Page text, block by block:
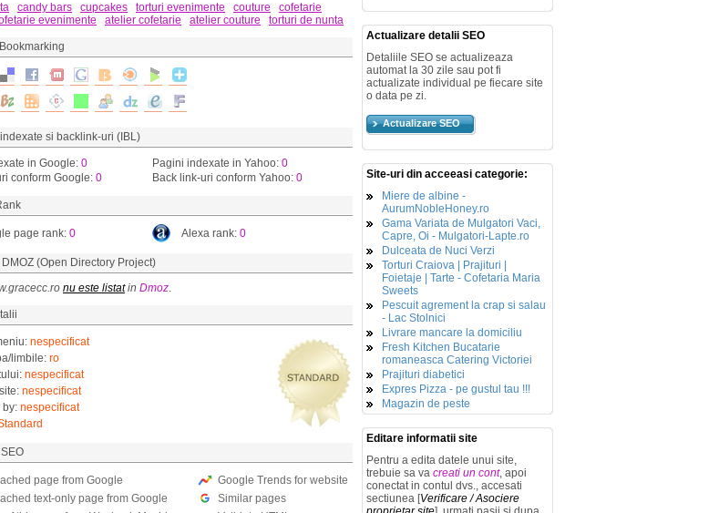
candy bars cupcakes torturi evenimente couture
cofetarie
evenimente atelier cofetarie atelier couture torturi de nunta
si backlink-uri (IBL)
in Google: 0
conform Google: 0
Pagini indexate in Yahoo: 0
Back link-uri conform Yahoo: 0
page rank: 0 Alexa rank: 0
DMOZ (Open Directory Project)
nu este listatin Dmoz.
nespecificat
limbile: ro
nespecificat
nespecificat
by: nespecificat
page from Google
text-only page from Google
Google Trends for website
Similar pages
Actualizare detalii SEO
Detaliile SEO se actualizeaza
automat la 30 zile sau pot fi
actualizate individual pe fiecare site
o data pe zi.
Actualizare SEO
Site-uri din acceeasi categorie:
Miere de albine -
AurumNobleHoney.ro
Gama Variata de Mulgatori Vaci,
Capre, Oi - Mulgatori-Lapte.ro
Dulceata de Nuci Verzi
Torturi Craiova | Prajituri |
Foietaje | Tarte - Cofetaria Maria
Sweets
Pescuit agrement la crap si salau
- Lac Stolnici
Livrare mancare la domiciliu
Fresh Kitchen Bucatarie
romaneasca Catering Victoriei
Prajituri diabetici
Expres Pizza - pe gustul tau !!!
Magazin de peste
Editare informatii site
Pentru a edita datele unui site,
trebuie sa va creati un cont, apoi
conectat in contul dvs., accesati
sectiunea [Verificare / Asociere